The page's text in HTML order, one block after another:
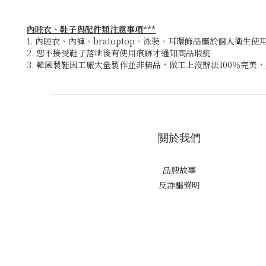
內睡衣、鞋子與配件類注意事項***
1. 內睡衣、內褲、bratoptop、泳裝、耳環飾品屬於個人衛生使
2. 恕不接受鞋子落地後有使用痕跡才通知商品瑕疵
3. 韓國製鞋因工廠大量製作並非精品，做工上沒辦法100％完美
關於我們
品牌故事
反詐騙聲明